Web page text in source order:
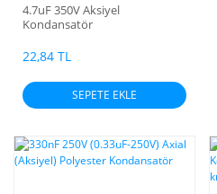
4.7uF 350V Aksiyel
Kondansatör
22,84 TL
SEPETE EKLE